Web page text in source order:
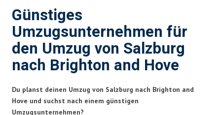
Günstiges
Umzugsunternehmen für
den Umzug von Salzburg
nach Brighton and Hove
Du planst deinen Umzug von Salzburg nach Brighton and
Hove und suchst nach einem günstigen
Umzugsunternehmen?